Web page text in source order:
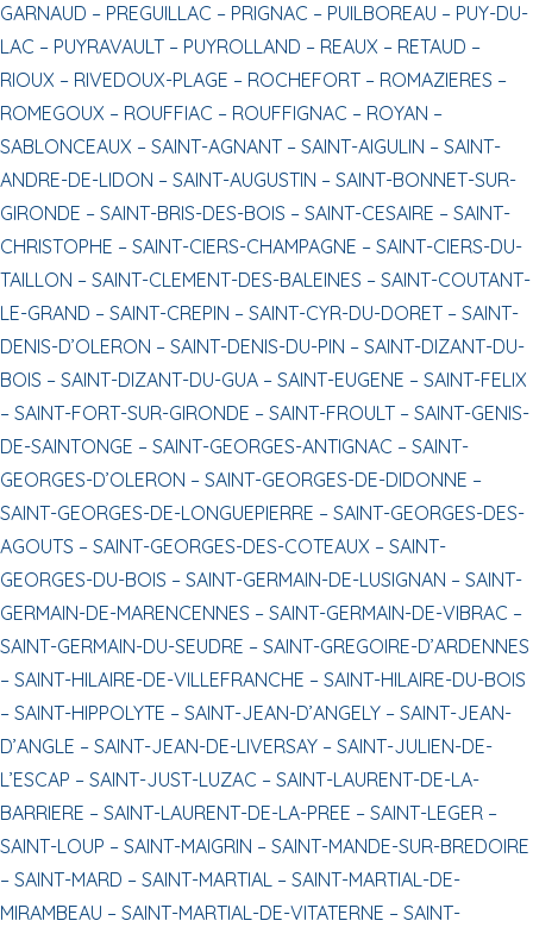
GARNAUD – PREGUILLAC – PRIGNAC – PUILBOREAU – PUY-DU-
LAC – PUYRAVAULT – PUYROLLAND – REAUX – RETAUD –
RIOUX – RIVEDOUX-PLAGE – ROCHEFORT – ROMAZIERES –
ROMEGOUX – ROUFFIAC – ROUFFIGNAC – ROYAN –
SABLONCEAUX – SAINT-AGNANT – SAINT-AIGULIN – SAINT-
ANDRE-DE-LIDON – SAINT-AUGUSTIN – SAINT-BONNET-SUR-
GIRONDE – SAINT-BRIS-DES-BOIS – SAINT-CESAIRE – SAINT-
CHRISTOPHE – SAINT-CIERS-CHAMPAGNE – SAINT-CIERS-DU-
TAILLON – SAINT-CLEMENT-DES-BALEINES – SAINT-COUTANT-
LE-GRAND – SAINT-CREPIN – SAINT-CYR-DU-DORET – SAINT-
DENIS-D’OLERON – SAINT-DENIS-DU-PIN – SAINT-DIZANT-DU-
BOIS – SAINT-DIZANT-DU-GUA – SAINT-EUGENE – SAINT-FELIX
– SAINT-FORT-SUR-GIRONDE – SAINT-FROULT – SAINT-GENIS-
DE-SAINTONGE – SAINT-GEORGES-ANTIGNAC – SAINT-
GEORGES-D’OLERON – SAINT-GEORGES-DE-DIDONNE –
SAINT-GEORGES-DE-LONGUEPIERRE – SAINT-GEORGES-DES-
AGOUTS – SAINT-GEORGES-DES-COTEAUX – SAINT-
GEORGES-DU-BOIS – SAINT-GERMAIN-DE-LUSIGNAN – SAINT-
GERMAIN-DE-MARENCENNES – SAINT-GERMAIN-DE-VIBRAC –
SAINT-GERMAIN-DU-SEUDRE – SAINT-GREGOIRE-D’ARDENNES
– SAINT-HILAIRE-DE-VILLEFRANCHE – SAINT-HILAIRE-DU-BOIS
– SAINT-HIPPOLYTE – SAINT-JEAN-D’ANGELY – SAINT-JEAN-
D’ANGLE – SAINT-JEAN-DE-LIVERSAY – SAINT-JULIEN-DE-
L’ESCAP – SAINT-JUST-LUZAC – SAINT-LAURENT-DE-LA-
BARRIERE – SAINT-LAURENT-DE-LA-PREE – SAINT-LEGER –
SAINT-LOUP – SAINT-MAIGRIN – SAINT-MANDE-SUR-BREDOIRE
– SAINT-MARD – SAINT-MARTIAL – SAINT-MARTIAL-DE-
MIRAMBEAU – SAINT-MARTIAL-DE-VITATERNE – SAINT-